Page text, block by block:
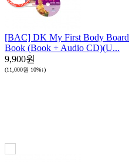
[BAC] DK My First Body Board
Book (Book + Audio CD)(U...
9,900원
(11,000원 10%↓)